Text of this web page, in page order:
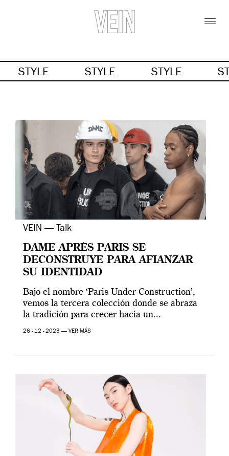
STYLE STYLE STYLE
VEIN — Talk
DAME APRÉS PARIS SE
DECONSTRUYE PARA AFIANZAR
SU IDENTIDAD
Bajo el nombre ‘Paris Under Construction’,
vemos la tercera colección donde se abraza
la tradición para crecer hacia un...
26 - 12 - 2023 — VER MÁS